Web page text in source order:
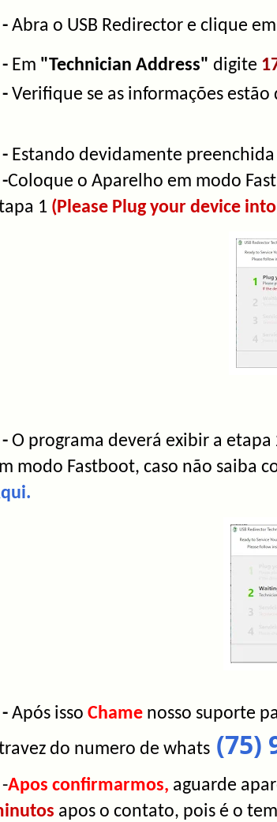
Abra o USB Redirector e clique em
Em "Technician Address" digite
Verifique se as informações
Estando devidamente
Coloque o Aparelho em modo
1 (Please Plug your device
O programa deverá exibir a
modo Fastboot, caso não saiba
Após isso Chame nosso suporte
do numero de whats (75)
Apos confirmarmos, aguarde
apos o contato, pois é o